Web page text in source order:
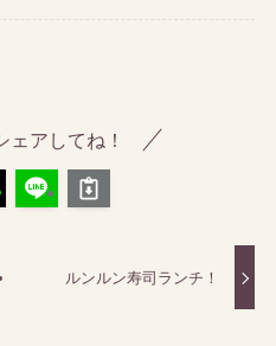
ェアしてね！
ルンルン寿司ランチ！